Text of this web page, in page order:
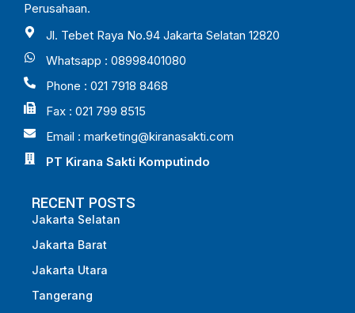
Perusahaan.
Jl. Tebet Raya No.94 Jakarta Selatan 12820
Whatsapp : 08998401080
Phone : 021 7918 8468
Fax : 021 799 8515
Email : marketing@kiranasakti.com
PT Kirana Sakti Komputindo
RECENT POSTS
Jakarta Selatan
Jakarta Barat
Jakarta Utara
Tangerang